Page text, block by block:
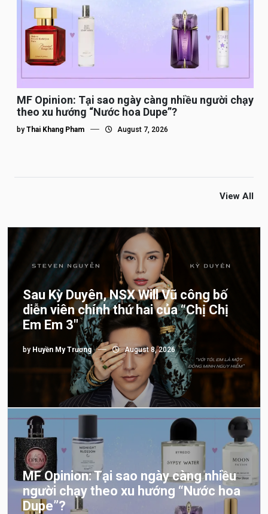
MF Opinion: Tại sao ngày càng nhiều người chạy
theo xu hướng “Nước hoa Dupe”?
by Thai Khang Pham August 7, 2026
View All
Sau Kỳ Duyên, NSX Will Vũ công bố
diễn viên chính thứ hai của “Chị Chị
Em Em 3″
by Huyền My Trương August 8, 2026
MF Opinion: Tại sao ngày càng nhiều
người chạy theo xu hướng “Nước hoa
Dupe”?